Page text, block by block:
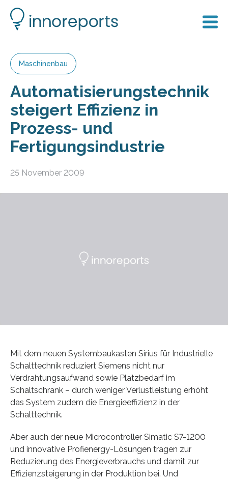
Maschinenbau
Automatisierungstechnik
steigert Effizienz in
Prozess- und
Fertigungsindustrie
25 November 2009
Mit dem neuen Systembaukasten Sirius für Industrielle
Schalttechnik reduziert Siemens nicht nur
Verdrahtungsaufwand sowie Platzbedarf im
Schaltschrank – durch weniger Verlustleistung erhöht
das System zudem die Energieeffizienz in der
Schalttechnik.
Aber auch der neue Microcontroller Simatic S7-1200
und innovative Profienergy-Lösungen tragen zur
Reduzierung des Energieverbrauchs und damit zur
Effizienzsteigerung in der Produktion bei. Und